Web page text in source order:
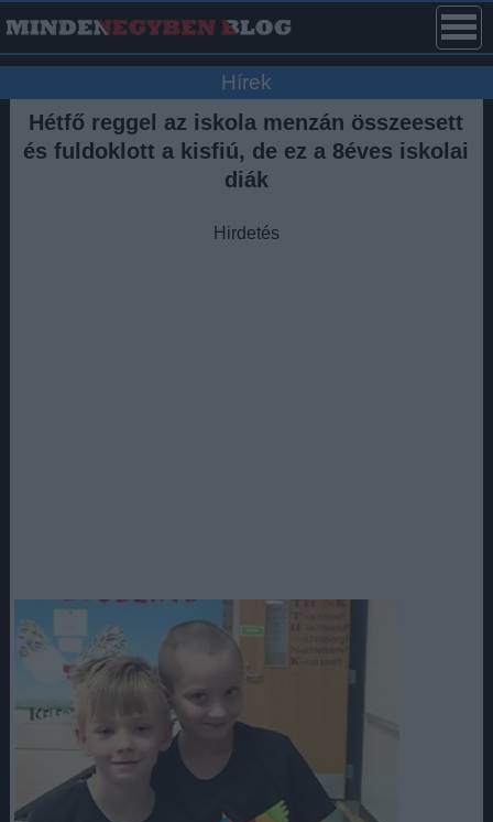
Hírek
Hétfő reggel az iskola menzán összeesett
és fuldoklott a kisfiú, de ez a 8éves iskolai
diák
Hirdetés